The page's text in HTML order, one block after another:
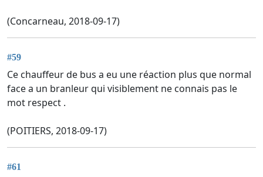
(Concarneau, 2018-09-17)
#59
Ce chauffeur de bus a eu une réaction plus que normal
face a un branleur qui visiblement ne connais pas le
mot respect .
(POITIERS, 2018-09-17)
#61